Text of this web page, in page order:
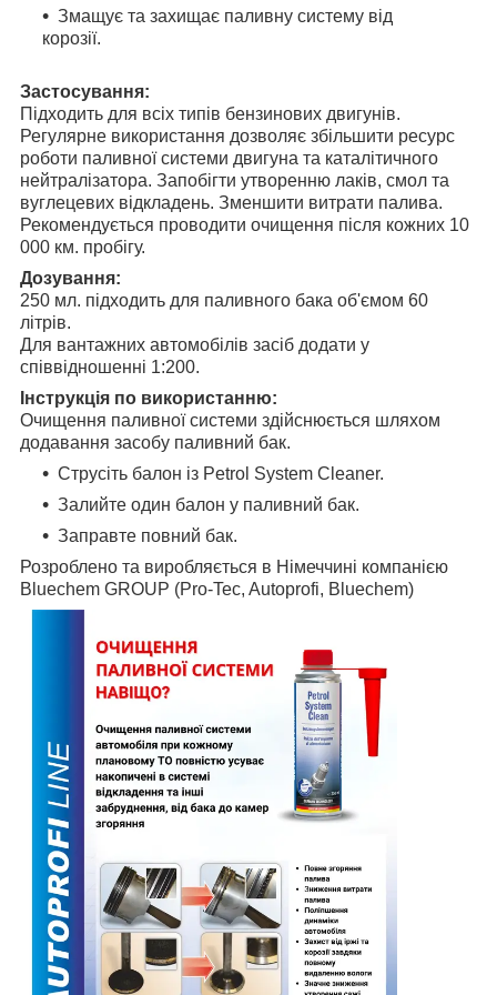
Змащує та захищає паливну систему від
корозії.
Застосування:
Підходить для всіх типів бензинових двигунів.
Регулярне використання дозволяє збільшити ресурс
роботи паливної системи двигуна та каталітичного
нейтралізатора. Запобігти утворенню лаків, смол та
вуглецевих відкладень. Зменшити витрати палива.
Рекомендується проводити очищення після кожних 10
000 км. пробігу.
Дозування:
250 мл. підходить для паливного бака об'ємом 60
літрів.
Для вантажних автомобілів засіб додати у
співвідношенні 1:200.
Інструкція по використанню:
Очищення паливної системи здійснюється шляхом
додавання засобу паливний бак.
Струсіть балон із Petrol System Cleaner.
Залийте один балон у паливний бак.
Заправте повний бак.
Розроблено та виробляється в Німеччині компанією
Bluechem GROUP (Pro-Tec, Autoprofi, Bluechem)